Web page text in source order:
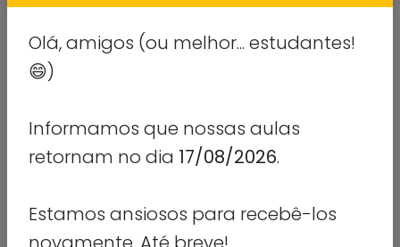
MODALIDADE
TURNO
Matutino e Noturno
Olá, amigos (ou melhor... estudantes!
😄)
Informamos que nossas aulas
retornam no dia 17/08/2026.
Estamos ansiosos para recebê-los